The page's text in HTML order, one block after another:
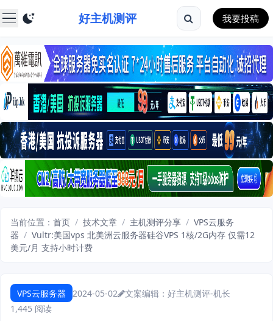
好主机测评 我要投稿
当前位置： 首页 / 技术文章 / 主机测评分享 / VPS云服务
器 / Vultr:美国vps 北美洲云服务器硅谷VPS 1核/2G内存 仅需12
美元/月 支持小时计费
VPS云服务器 2024-05-02
文案编辑：好主机测评-机长
1,445 阅读